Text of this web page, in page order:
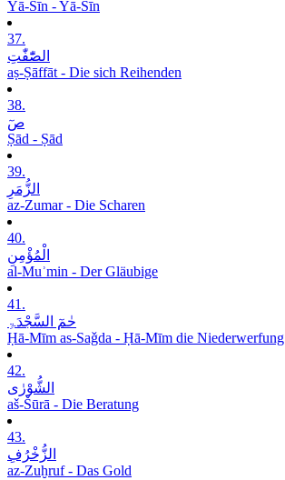
Yā-Sīn - Yā-Sīn
37.
الصّٰٓفّٰتِ
aṣ-Ṣāffāt - Die sich Reihenden
38.
صٓ
Ṣād - Ṣād
39.
الزُّمَرِ
az-Zumar - Die Scharen
40.
الْمُؤْمِنِ
al-Muʾmin - Der Gläubige
41.
حٰمٓ السَّجْدَۃِ
Ḥā-Mīm as-Saǧda - Ḥā-Mīm die Niederwerfung
42.
الشُّوْرٰی
aš-Šūrā - Die Beratung
43.
الزُّخْرُفِ
az-Zuḫruf - Das Gold